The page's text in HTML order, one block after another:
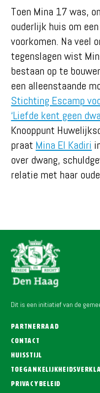
Toen Mina 17 was,
ouderlijk huis om
voorkomen. Na veel
tegenslagen wist
bestaan op te
een alleenstaande
Stichting Escamp
‘Liefde kent geen
Knooppunt
praat Mina El Kadiri
over dwang,
relatie met haar
Dit is een initiatief van de
Partnerraad
Contact
Huisstijl
Privacybeleid